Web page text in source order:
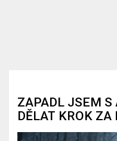
ZAPADL JSEM S
DĚLAT KROK